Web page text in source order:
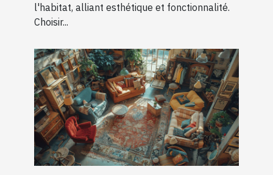
l'habitat, alliant esthétique et fonctionnalité.
Choisir...